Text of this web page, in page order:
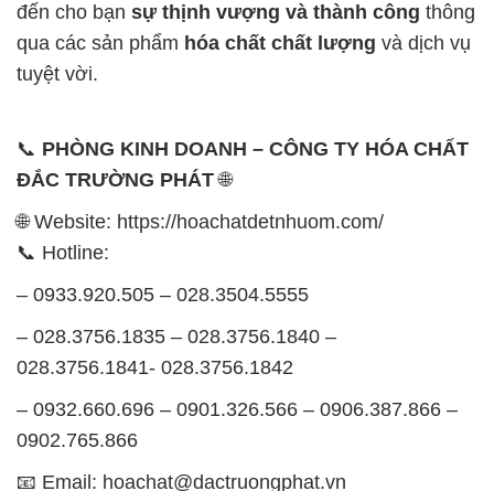
đến cho bạn sự thịnh vượng và thành công thông
qua các sản phẩm hóa chất chất lượng và dịch vụ
tuyệt vời.
📞 PHÒNG KINH DOANH – CÔNG TY HÓA CHẤT
ĐẮC TRƯỜNG PHÁT🌐
🌐 Website: https://hoachatdetnhuom.com/
📞 Hotline:
– 0933.920.505 – 028.3504.5555
– 028.3756.1835 – 028.3756.1840 –
028.3756.1841- 028.3756.1842
– 0932.660.696 – 0901.326.566 – 0906.387.866 –
0902.765.866
📧 Email: hoachat@dactruongphat.vn